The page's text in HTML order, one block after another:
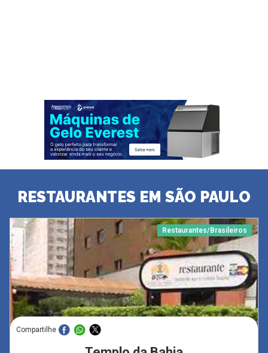
RESTAURANTES EM SÃO PAULO
Restaurantes/Brasileiros
Compartilhe